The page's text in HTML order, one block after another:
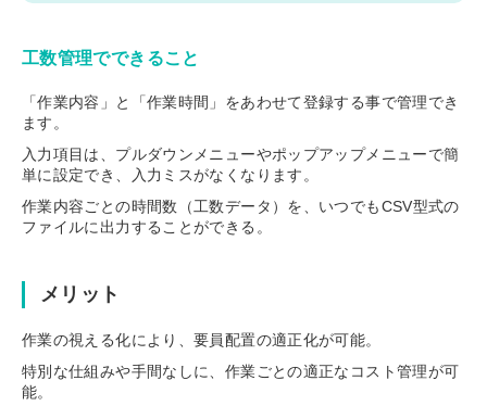
工数管理でできること
「作業内容」と「作業時間」をあわせて登録する事で管理でき
ます。
入力項目は、プルダウンメニューやポップアップメニューで簡
単に設定でき、入力ミスがなくなります。
作業内容ごとの時間数（工数データ）を、いつでもCSV型式の
ファイルに出力することができる。
メリット
作業の視える化により、要員配置の適正化が可能。
特別な仕組みや手間なしに、作業ごとの適正なコスト管理が可
能。